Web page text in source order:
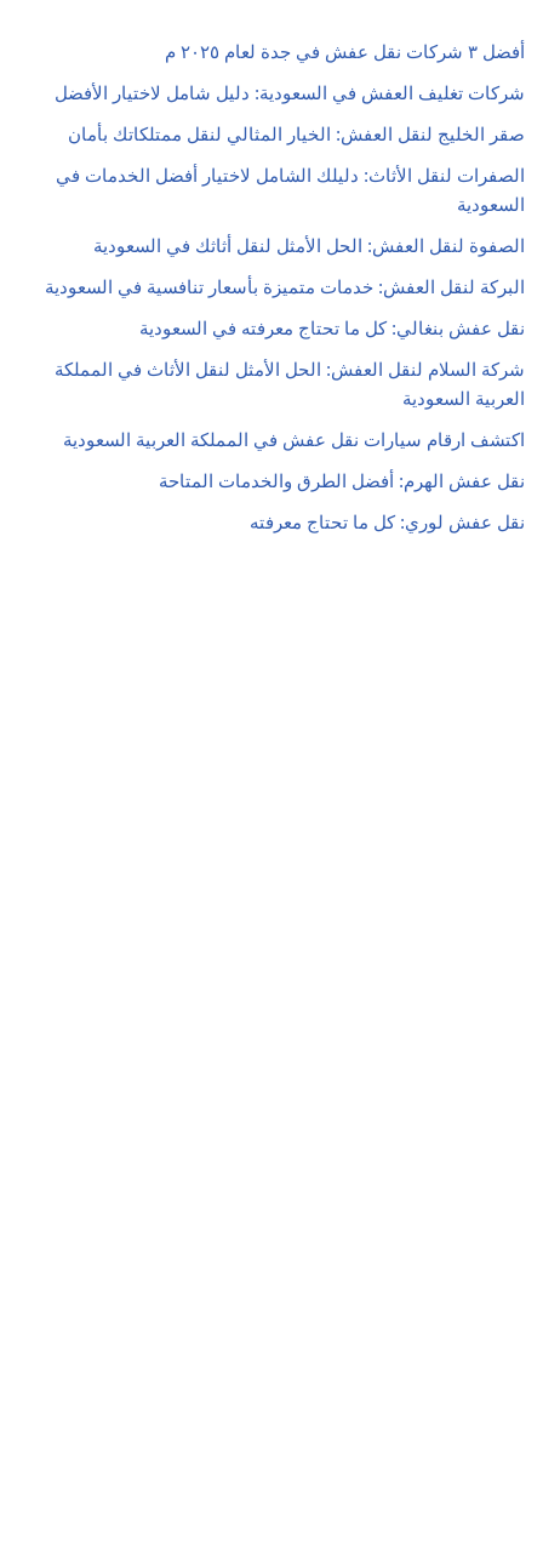
أفضل ٣ شركات نقل عفش في جدة لعام ٢٠٢٥ م
شركات تغليف العفش في السعودية: دليل شامل لاختيار الأفضل
صقر الخليج لنقل العفش: الخيار المثالي لنقل ممتلكاتك بأمان
الصفرات لنقل الأثاث: دليلك الشامل لاختيار أفضل الخدمات في
السعودية
الصفوة لنقل العفش: الحل الأمثل لنقل أثاثك في السعودية
البركة لنقل العفش: خدمات متميزة بأسعار تنافسية في السعودية
نقل عفش بنغالي: كل ما تحتاج معرفته في السعودية
شركة السلام لنقل العفش: الحل الأمثل لنقل الأثاث في المملكة
العربية السعودية
اكتشف ارقام سيارات نقل عفش في المملكة العربية السعودية
نقل عفش الهرم: أفضل الطرق والخدمات المتاحة
نقل عفش لوري: كل ما تحتاج معرفته